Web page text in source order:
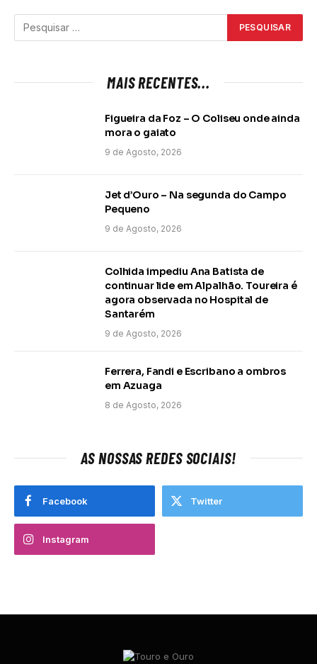
MAIS RECENTES...
Figueira da Foz – O Coliseu onde ainda
mora o gaiato
9 de Agosto, 2026
Jet d’Ouro – Na segunda do Campo
Pequeno
9 de Agosto, 2026
Colhida impediu Ana Batista de
continuar lide em Alpalhão. Toureira é
agora observada no Hospital de
Santarém
9 de Agosto, 2026
Ferrera, Fandi e Escribano a ombros
em Azuaga
8 de Agosto, 2026
AS NOSSAS REDES SOCIAIS!
Facebook Twitter
Instagram